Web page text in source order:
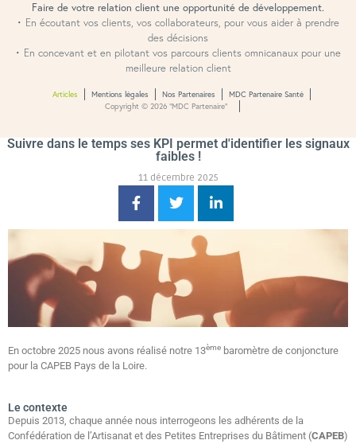
Faire de votre relation client une opportunité de développement.
• En écoutant vos clients, vos collaborateurs, pour vous aider à prendre
des décisions
• En concevant et en pilotant vos parcours clients omnicanaux pour une
meilleure relation client
Articles Mentions légales Nos Partenaires
MDC Partenaire Santé
Copyright © 2026 “MDC Partenaire”
Suivre dans le temps ses KPI permet d'identifier les signaux
faibles !
11 décembre 2025
En octobre 2025 nous avons réalisé notre 13ème baromètre de conjoncture
pour la CAPEB Pays de la Loire.
Le contexte
Depuis 2013, chaque année nous interrogeons les adhérents de la
Confédération de l’Artisanat et des Petites Entreprises du Bâtiment (CAPEB)